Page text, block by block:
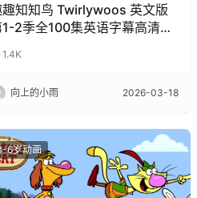
趣知知鸟 Twirlywoos 英文版
1-2季全100集英语字幕高清
1.4K
向上的小雨 2026-03-18
6岁动画